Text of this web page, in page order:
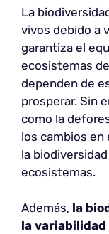
La
vivos debido a
garantiza el
ecosistemas
dependen de
prosperar. Sin
como la
los cambios en
la
ecosistemas.
Además, la
la variabilidad